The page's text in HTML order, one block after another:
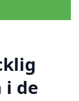
i de